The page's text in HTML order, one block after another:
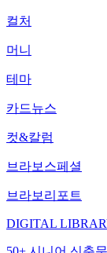
컬처
머니
테마
카드뉴스
컷&칼럼
브라보스페셜
브라보리포트
DIGITAL